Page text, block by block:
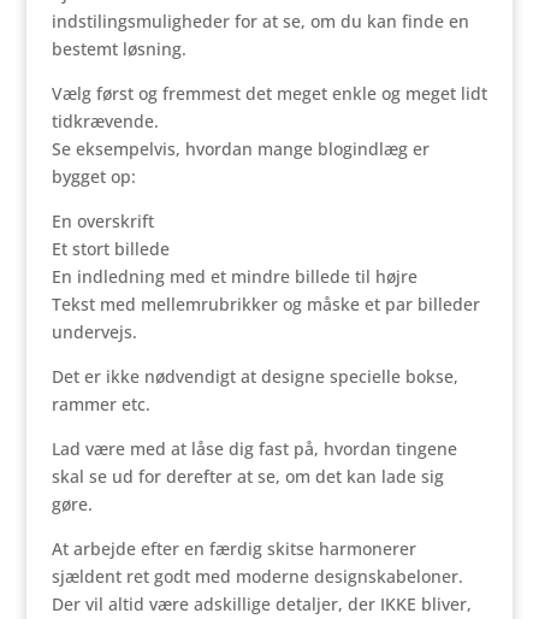
indstilingsmuligheder for at se, om du kan finde en
bestemt løsning.
Vælg først og fremmest det meget enkle og meget lidt
tidkrævende.
Se eksempelvis, hvordan mange blogindlæg er
bygget op:
En overskrift
Et stort billede
En indledning med et mindre billede til højre
Tekst med mellemrubrikker og måske et par billeder
undervejs.
Det er ikke nødvendigt at designe specielle bokse,
rammer etc.
Lad være med at låse dig fast på, hvordan tingene
skal se ud for derefter at se, om det kan lade sig
gøre.
At arbejde efter en færdig skitse harmonerer
sjældent ret godt med moderne designskabeloner.
Der vil altid være adskillige detaljer, der IKKE bliver,